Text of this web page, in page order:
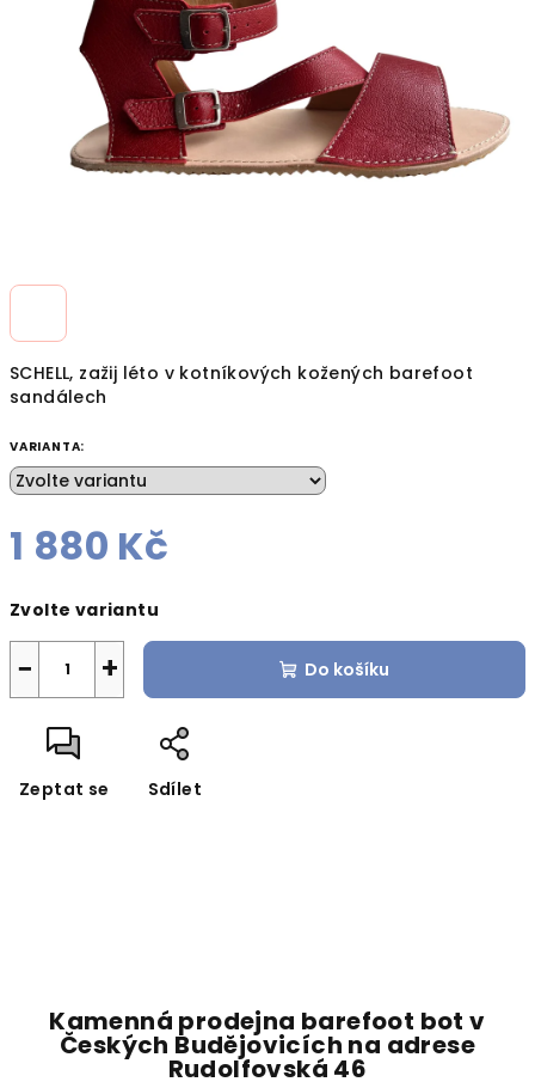
SCHELL, zažij léto v kotníkových kožených barefoot
sandálech
VARIANTA:
1 880 Kč
cena:
Zvolte variantu
+
− Do košíku
Zeptat se Sdílet
hvězdiček.
Kamenná prodejna barefoot bot v
Českých Budějovicích na adrese
Rudolfovská 46